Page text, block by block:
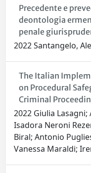
Precedente e
deontologia
penale
2022 Santangelo,
The Italian
on Procedural
Criminal
2022 Giulia
Isadora Neroni
Biral; Antonio
Vanessa Maraldi;